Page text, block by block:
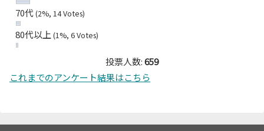
70代(2%, 14 Votes)
80代以上(1%, 6 Votes)
投票人数:659
これまでのアンケート結果はこちら